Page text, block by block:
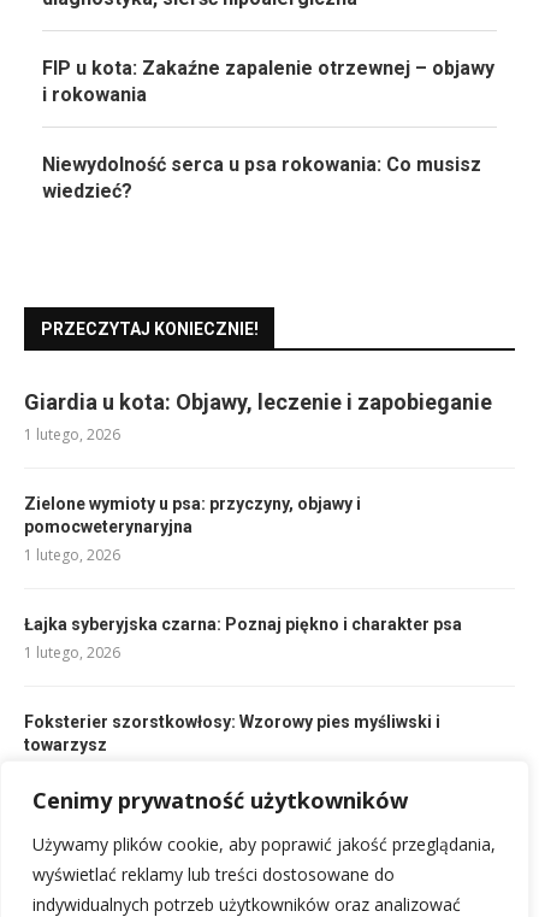
Cenimy prywatność użytkowników
Używamy plików cookie, aby poprawić jakość przeglądania,
wyświetlać reklamy lub treści dostosowane do
indywidualnych potrzeb użytkowników oraz analizować
FIP u kota: Zakaźne zapalenie otrzewnej – objawy
i rokowania
Niewydolność serca u psa rokowania: Co musisz
wiedzieć?
PRZECZYTAJ KONIECZNIE!
Giardia u kota: Objawy, leczenie i zapobieganie
1 lutego, 2026
Zielone wymioty u psa: przyczyny, objawy i
pomocweterynaryjna
1 lutego, 2026
Łajka syberyjska czarna: Poznaj piękno i charakter psa
1 lutego, 2026
Foksterier szorstkowłosy: Wzorowy pies myśliwski i
towarzysz
Nicienie u psa: Kompleksowy przewodnik po objawach i
leczeniu
1 lutego, 2026